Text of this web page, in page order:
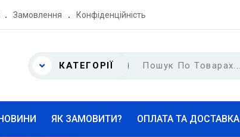
Замовлення Конфіденційність
КАТЕГОРІЇ
ЯК ЗАМОВИТИ? ОПЛАТА ТА ДОСТАВКА